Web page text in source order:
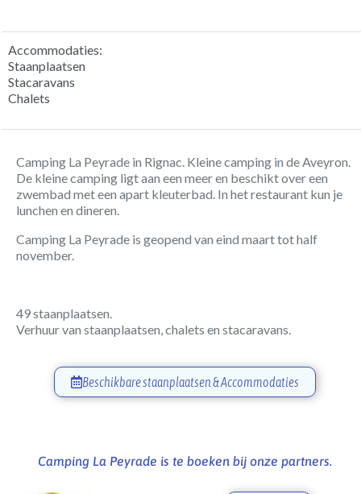
Accommodaties:
Staanplaatsen
Stacaravans
Chalets
Camping La Peyrade in Rignac. Kleine camping in de Aveyron.
De kleine camping ligt aan een meer en beschikt over een
zwembad met een apart kleuterbad. In het restaurant kun je
lunchen en dineren.
Camping La Peyrade is geopend van eind maart tot half
november.
49 staanplaatsen.
Verhuur van staanplaatsen, chalets en stacaravans.
Beschikbare staanplaatsen & Accommodaties
Camping La Peyrade is te boeken bij onze partners.